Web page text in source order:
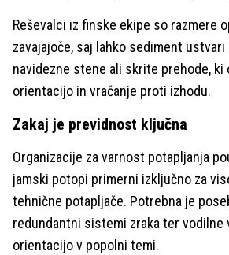
Reševalci iz finske ekipe so razmere
zavajajoče, saj lahko sediment
navidezne stene ali skrite prehode, ki
orientacijo in vračanje proti izhodu.
Zakaj je previdnost ključna
Organizacije za varnost potapljanja
jamski potopi primerni izključno za
tehnične potapljače. Potrebna je
redundantni sistemi zraka ter vodilne
orientacijo v popolni temi.